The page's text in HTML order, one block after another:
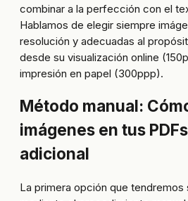
combinar a la perfección con el
Hablamos de elegir siempre
resolución y adecuadas al
desde su visualización online
impresión en papel (300ppp).
Método manual:
imágenes en tus
adicional
La primera opción que tendremos